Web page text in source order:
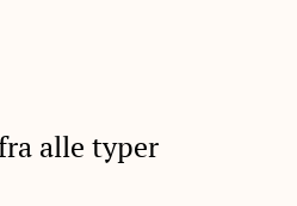
alle typer